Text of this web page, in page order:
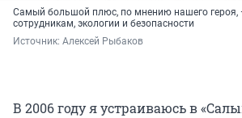
Самый большой плюс, по мнению нашего героя,
сотрудникам, экологии и безопасности
Источник: Алексей Рыбаков
В 2006 году я устраиваюсь в